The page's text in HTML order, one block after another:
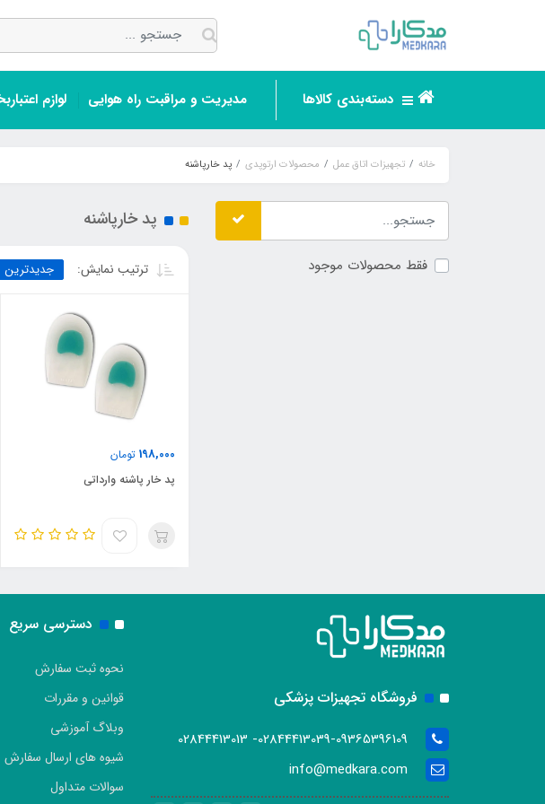
دسته‌بندی کالاها مدیریت و مراقبت راه هوایی لوازم
خانه تجهیزات اتاق عمل محصولات ارتوپدی پد خارپاشنه
فقط محصولات موجود
پد خارپاشنه
ترتیب نمایش: جدیدترین
198,000 تومان
پد خار پاشنه وارداتی
فروشگاه تجهیزات پزشکی
02844413039-09365396109- 02844413013
info@medkara.com
دسترسی سریع
نحوه ثبت سفارش
قوانین و مقررات
وبلاگ آموزشی
شیوه های ارسال سفارش
سوالات متداول